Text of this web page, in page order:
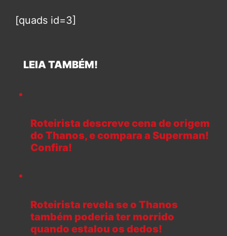
[quads id=3]
LEIA TAMBÉM!
Roteirista descreve cena de origem
do Thanos, e compara a Superman!
Confira!
Roteirista revela se o Thanos
também poderia ter morrido
quando estalou os dedos!